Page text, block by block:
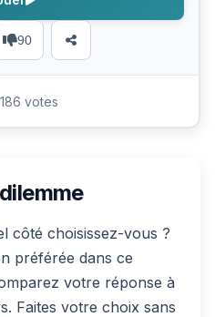
90
votes
côté choisissez-vous ?
préférée dans ce
votre réponse à
Faites votre choix sans